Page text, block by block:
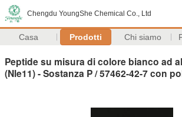
Chengdu YoungShe Chemical Co., Ltd
Casa Prodotti Chi siamo
Peptide su misura di colore bianco ad
(Nle11) - Sostanza P / 57462-42-7 con